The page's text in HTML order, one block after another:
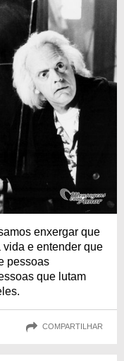
enxergar que
e entender que
pessoas
que lutam
COMPARTILHAR